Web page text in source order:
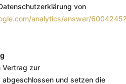
von
analytics/answer/6004245?
Vertrag zur
und setzen die